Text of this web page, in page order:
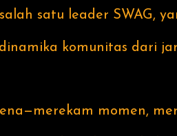
satu leader SWAG,
komunitas dari
momen,